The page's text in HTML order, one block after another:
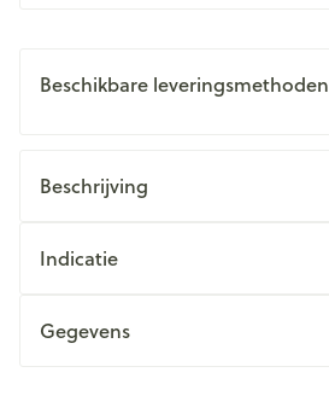
Beschikbare leveringsmethoden
Beschrijving
Indicatie
Gegevens